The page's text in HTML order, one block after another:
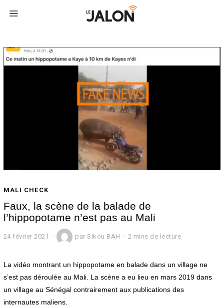
MALI CHECK
Faux, la scène de la balade de
l’hippopotame n’est pas au Mali
24 février 2021
é
r
i
e
parSikou BAH 2 mins de lecture
La vidéo montrant un hippopotame en balade dans un village ne
s’est pas déroulée au Mali. La scène a eu lieu en mars 2019 dans
un village au Sénégal contrairement aux publications des
internautes maliens.